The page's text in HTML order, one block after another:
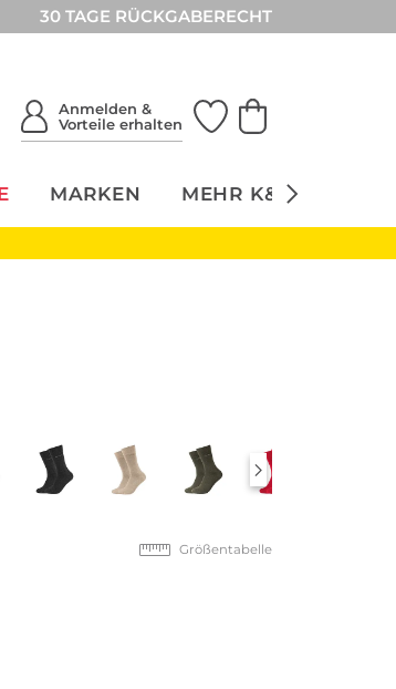
30 TAGE RÜCKGABERECHT
Anmelden &
Vorteile erhalten
MARKEN MEHR K&Ö
Größentabelle